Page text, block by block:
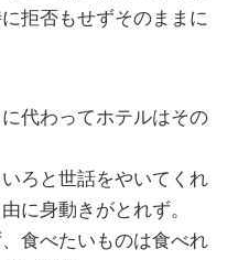
拒否もせずそのままに
代わってホテルはその
ろと世話をやいてくれ
に身動きがとれず。
食べたいものは食べれ